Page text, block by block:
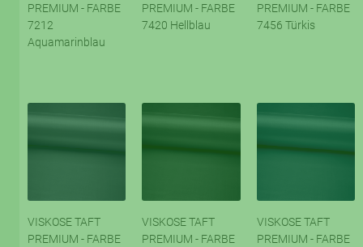
PREMIUM - FARBE
7212
Aquamarinblau
PREMIUM - FARBE
7420 Hellblau
PREMIUM - FARBE
7456 Türkis
VISKOSE TAFT
PREMIUM - FARBE
VISKOSE TAFT
PREMIUM - FARBE
VISKOSE TAFT
PREMIUM - FARBE